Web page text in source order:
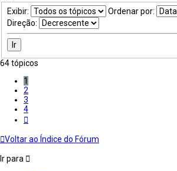
Exibir:
Ordenar por:
Direção:
64 tópicos
1
2
3
4
Voltar ao Índice do Fórum
Ir para